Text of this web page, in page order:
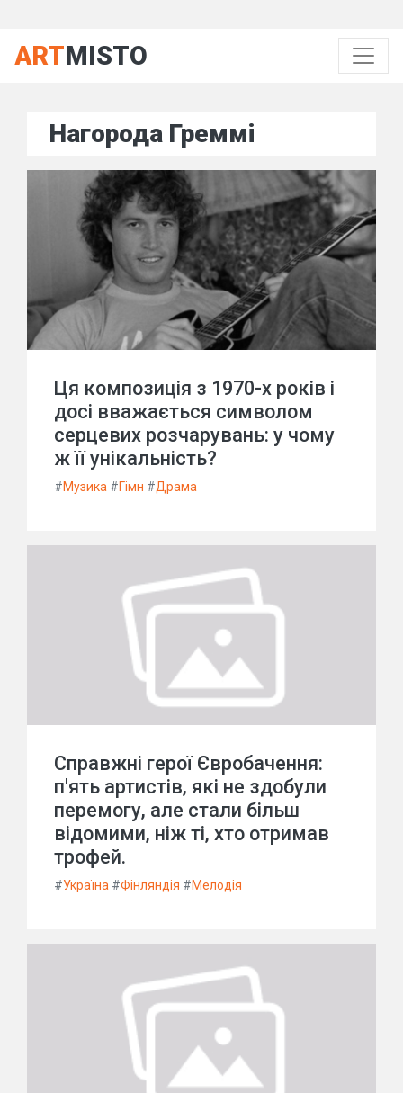
ARTMISTO
Нагорода Греммі
Ця композиція з 1970-х років і
досі вважається символом
серцевих розчарувань: у чому
ж її унікальність?
#Музика #Гімн #Драма
Справжні герої Євробачення:
п'ять артистів, які не здобули
перемогу, але стали більш
відомими, ніж ті, хто отримав
трофей.
#Україна #Фінляндія #Мелодія